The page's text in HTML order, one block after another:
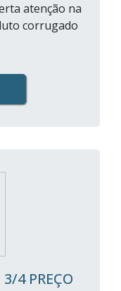
atenção na
corrugado
4 PREÇO